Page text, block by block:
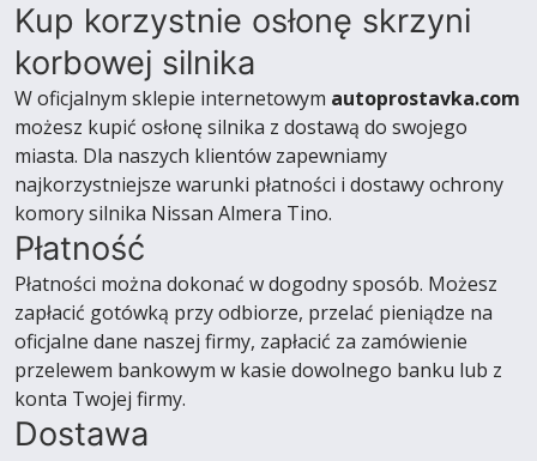
Kup korzystnie osłonę skrzyni
korbowej silnika
W oficjalnym sklepie internetowym autoprostavka.com
możesz kupić osłonę silnika z dostawą do swojego
miasta. Dla naszych klientów zapewniamy
najkorzystniejsze warunki płatności i dostawy ochrony
komory silnika Nissan Almera Tino.
Płatność
Płatności można dokonać w dogodny sposób. Możesz
zapłacić gotówką przy odbiorze, przelać pieniądze na
oficjalne dane naszej firmy, zapłacić za zamówienie
przelewem bankowym w kasie dowolnego banku lub z
konta Twojej firmy.
Dostawa